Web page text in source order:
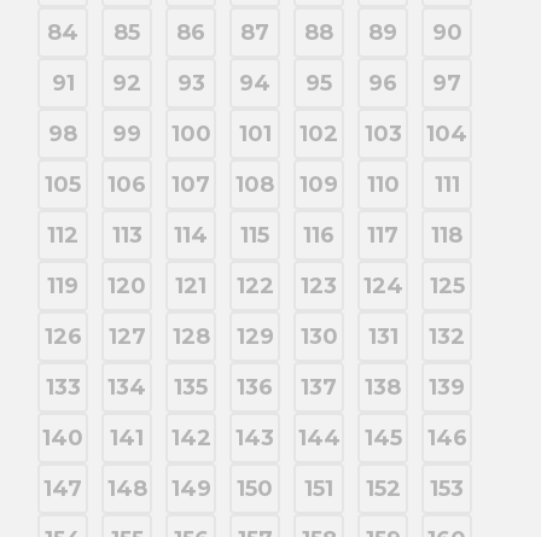
84
85 86 87 88 89
90
91
92 93 94 95 96
97
98
99 100 101 102 103
104
105
106 107 108 109 110
111
112
113 114 115 116 117
118
119
120 121 122 123 124
125
126
127 128 129 130 131
132
133
134 135 136 137 138
139
140
141 142 143 144 145
146
147
148 149 150 151 152
153